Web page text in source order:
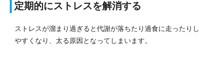
定期的にストレスを解消する
ストレスが溜まり過ぎると代謝が落ちたり過食に走ったりし
やすくなり、太る原因となってしまいます。